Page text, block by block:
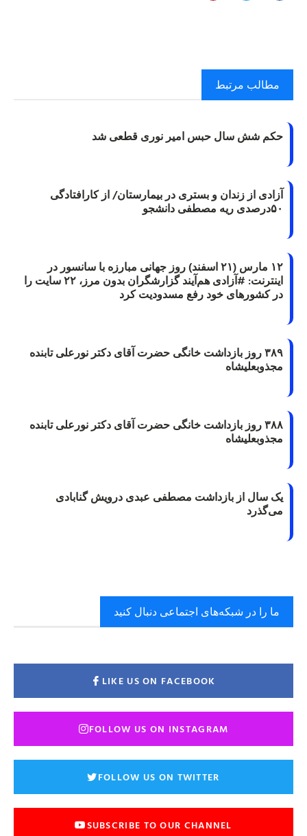
مطالب مرتبط
حکم شش سال حبس امیر نوری قطعی شد
آزادی از زندان و بستری در بیمارستان/ از کارافتادگی
۵۰درصدی ریه مصطفی دانشجو
۱۲ مارس (۲۱ اسفند) روز جهانی مبارزه با سانسور در
اینترنت: #آزادی هم‌آیند گزارشگران‌ بدون مرز، ۲۲ سایت را
در کشورهای خود رفع مسدودیت کرد
۳۸۹ روز بازداشت خانگی حضرت آقای دکتر نورعلی تابنده
مجذوبعلیشاه
۳۸۸ روز بازداشت خانگی حضرت آقای دکتر نورعلی تابنده
مجذوبعلیشاه
یک سال از بازداشت مصطفی عبدی درویش گنابادی
می‌گذرد
ما را در شبکه‌های اجتماعی دنبال کنید
LIKE US ON FACEBOOK
FOLLOW US ON INSTAGRAM
FOLLOW US ON TWITTER
SUBSCRIBE TO OUR CHANNEL